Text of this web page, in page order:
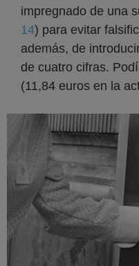
impregnado de una
14) para evitar
además, de
de cuatro cifras.
(11,84 euros en la